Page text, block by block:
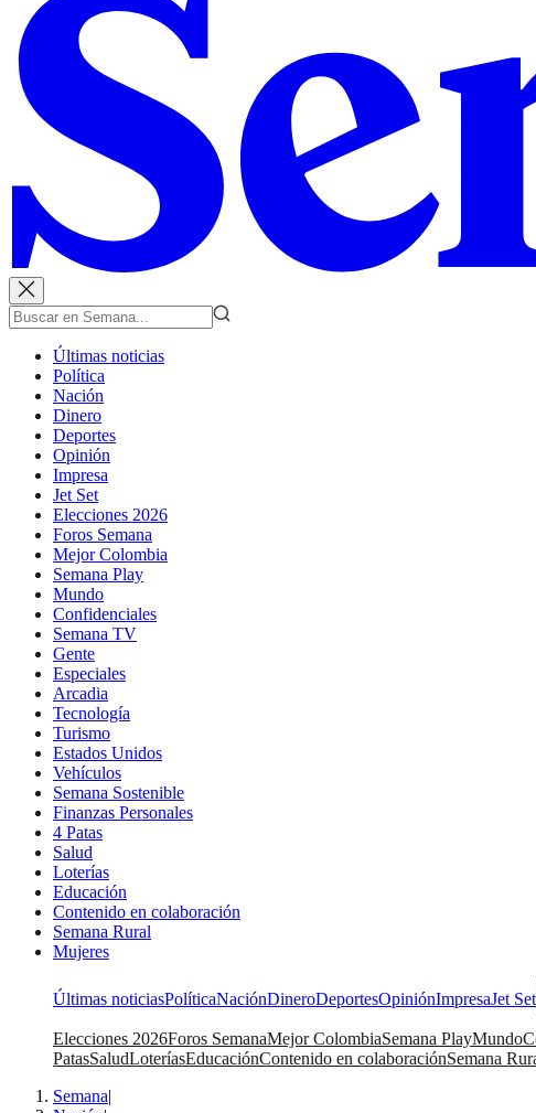
Últimas noticias
Política
Nación
Dinero
Deportes
Opinión
Impresa
Jet Set
Elecciones 2026
Foros Semana
Mejor Colombia
Semana Play
Mundo
Confidenciales
Semana TV
Gente
Especiales
Arcadia
Tecnología
Turismo
Estados Unidos
Vehículos
Semana Sostenible
Finanzas Personales
4 Patas
Salud
Loterías
Educación
Contenido en colaboración
Semana Rural
Mujeres
Últimas noticiasPolíticaNaciónDineroDeportesOpiniónImpresaJet Set
Elecciones 2026Foros SemanaMejor ColombiaSemana PlayMundo
PatasSaludLoteríasEducaciónContenido en colaboraciónSemana
Semana|